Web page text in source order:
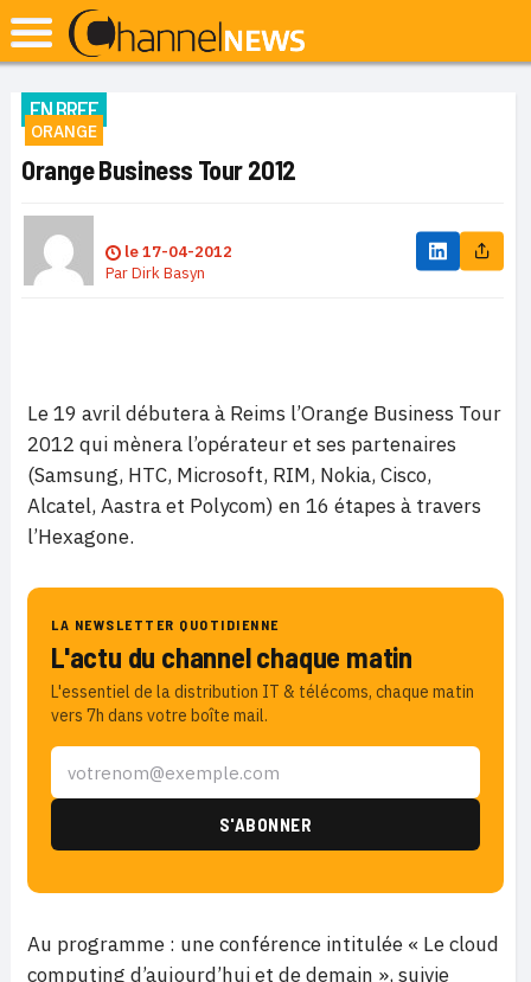
EN BREF
ORANGE
Orange Business Tour 2012
le17-04-2012
ParDirk Basyn
Le 19 avril débutera à Reims l’Orange Business Tour
2012 qui mènera l’opérateur et ses partenaires
(Samsung, HTC, Microsoft, RIM, Nokia, Cisco,
Alcatel, Aastra et Polycom) en 16 étapes à travers
l’Hexagone.
LA NEWSLETTER QUOTIDIENNE
L'actu du channel chaque matin
L'essentiel de la distribution IT & télécoms, chaque matin
vers 7h dans votre boîte mail.
Au programme : une conférence intitulée « Le cloud
computing d’aujourd’hui et de demain », suivie